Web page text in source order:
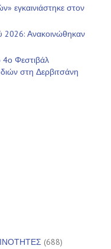
εγκαινιάστηκε στον
2026: Ανακοινώθηκαν
4ο Φεστιβάλ
στη Δερβιτσάνη
(688)